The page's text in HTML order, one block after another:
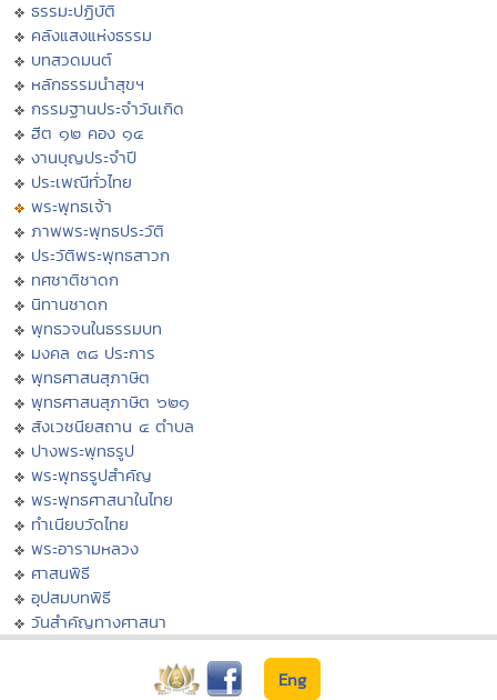
ธรรมะปฏิบัติ
คลังแสงแห่งธรรม
บทสวดมนต์
หลักธรรมนำสุขฯ
กรรมฐานประจำวันเกิด
ฮีต ๑๒ คอง ๑๔
งานบุญประจำปี
ประเพณีทั่วไทย
พระพุทธเจ้า
ภาพพระพุทธประวัติ
ประวัติพระพุทธสาวก
ทศชาติชาดก
นิทานชาดก
พุทธวจนในธรรมบท
มงคล ๓๘ ประการ
พุทธศาสนสุภาษิต
พุทธศาสนสุภาษิต ๖๒๑
สังเวชนียสถาน ๔ ตำบล
ปางพระพุทธรูป
พระพุทธรูปสำคัญ
พระพุทธศาสนาในไทย
ทำเนียบวัดไทย
พระอารามหลวง
ศาสนพิธี
อุปสมบทพิธี
วันสำคัญทางศาสนา
Eng